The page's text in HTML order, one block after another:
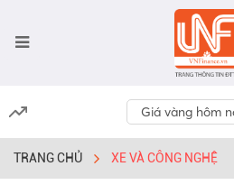
Giá vàng hôm
TRANG CHỦ XE VÀ CÔNG NGHỆ